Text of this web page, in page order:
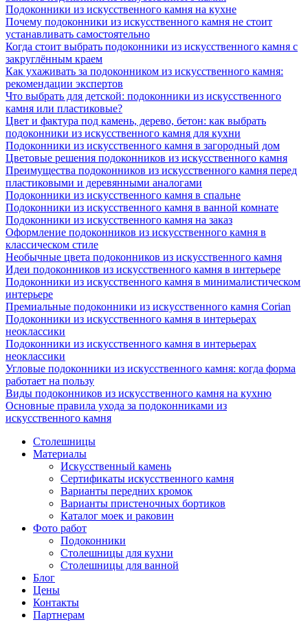
Подоконники из искусственного камня на кухне
Почему подоконники из искусственного камня не стоит
устанавливать самостоятельно
Когда стоит выбрать подоконники из искусственного камня с
закруглённым краем
Как ухаживать за подоконником из искусственного камня:
рекомендации экспертов
Что выбрать для детской: подоконники из искусственного
камня или пластиковые?
Цвет и фактура под камень, дерево, бетон: как выбрать
подоконники из искусственного камня для кухни
Подоконники из искусственного камня в загородный дом
Цветовые решения подоконников из искусственного камня
Преимущества подоконников из искусственного камня перед
пластиковыми и деревянными аналогами
Подоконники из искусственного камня в спальне
Подоконники из искусственного камня в ванной комнате
Подоконники из искусственного камня на заказ
Оформление подоконников из искусственного камня в
классическом стиле
Необычные цвета подоконников из искусственного камня
Идеи подоконников из искусственного камня в интерьере
Подоконники из искусственного камня в минималистическом
интерьере
Премиальные подоконники из искусственного камня Corian
Подоконники из искусственного камня в интерьерах
неоклассики
Подоконники из искусственного камня в интерьерах
неоклассики
Угловые подоконники из искусственного камня: когда форма
работает на пользу
Виды подоконников из искусственного камня на кухню
Основные правила ухода за подоконниками из
искусственного камня
Столешницы
Материалы
Искусственный камень
Сертификаты искусственного камня
Варианты передних кромок
Варианты пристеночных бортиков
Каталог моек и раковин
Фото работ
Подоконники
Столешницы для кухни
Столешницы для ванной
Блог
Цены
Контакты
Партнерам